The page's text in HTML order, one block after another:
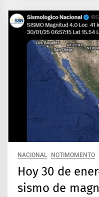
NACIONAL NOTIMOMENTO
Hoy 30 de
sismo de